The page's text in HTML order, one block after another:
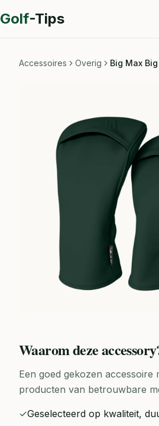
Golf-Tips
Accessoires Overig Big Max
Waarom dezeaccessory
Een goed gekozen
producten van betrouwbare
✓Geselecteerd op kwaliteit,